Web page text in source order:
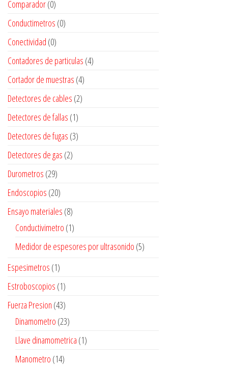
Comparador(0)
Conductimetros (0)
Conectividad (0)
Contadores de particulas (4)
Cortador de muestras (4)
Detectores de cables (2)
Detectores de fallas (1)
Detectores de fugas (3)
Detectores de gas (2)
Durometros (29)
Endoscopios (20)
Ensayo materiales (8)
Conductivimetro (1)
Medidor de espesores por ultrasonido (5)
Espesimetros (1)
Estroboscopios (1)
Fuerza Presion (43)
Dinamometro (23)
Llave dinamometrica (1)
Manometro (14)